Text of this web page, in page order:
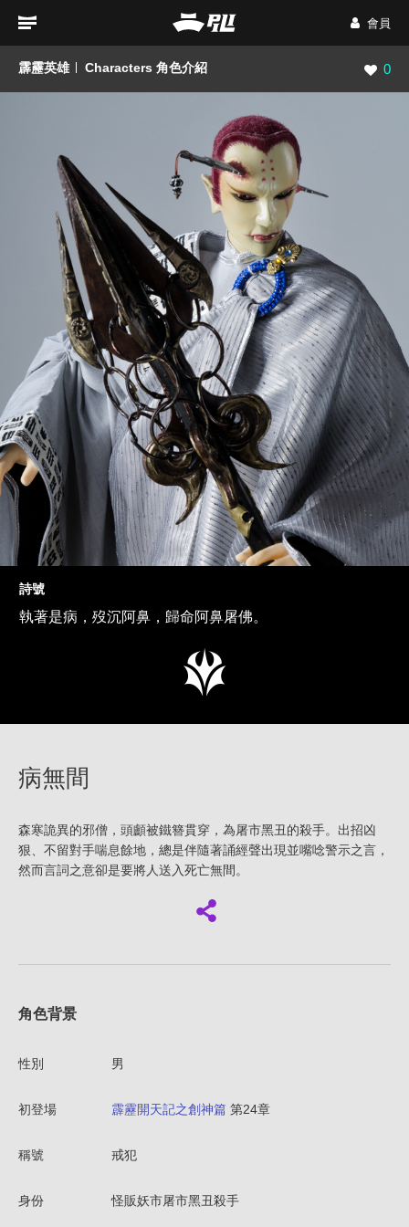
會員
霹靂英雄 Characters 角色介紹 瀏覽
0
詩號
執著是病，歿沉阿鼻，歸命阿鼻屠佛。
病無間
森寒詭異的邪僧，頭顱被鐵簪貫穿，為屠市黑丑的殺手。出招凶
狠、不留對手喘息餘地，總是伴隨著誦經聲出現並嘴唸警示之言，
然而言詞之意卻是要將人送入死亡無間。
角色背景
性別 男
初登場 霹靂開天記之創神篇 第24章
稱號 戒犯
身份 怪販妖市屠市黑丑殺手